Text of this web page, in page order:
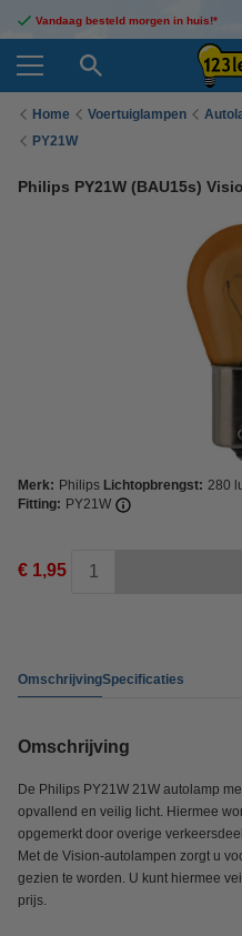
Vandaag besteld morgen in huis!*
Home Voertuiglampen
PY21W
Philips PY21W (BAU15s)
Merk: Philips Lichtopbrengst: 280
Fitting: PY21W
€ 1,95
OmschrijvingSpecificaties
Omschrijving
De Philips PY21W 21W autolamp
opvallend en veilig licht. Hiermee
opgemerkt door overige
Met de Vision-autolampen zorgt u
gezien te worden. U kunt hiermee
prijs.